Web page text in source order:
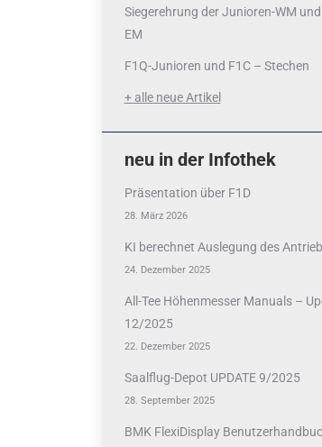
Siegerehrung der Junioren-WM
EM
F1Q-Junioren und F1C – Stechen
+ alle neue Artikel
neu in der Infothek
Präsentation über F1D
28. März 2026
KI berechnet Auslegung des
24. Dezember 2025
All-Tee Höhenmesser Manuals –
12/2025
22. Dezember 2025
Saalflug-Depot UPDATE 9/2025
28. September 2025
BMK FlexiDisplay